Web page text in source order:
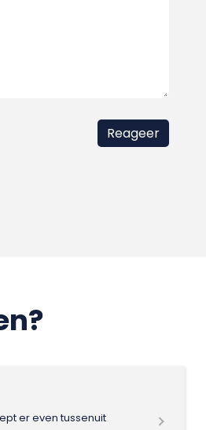
er even tussenuit